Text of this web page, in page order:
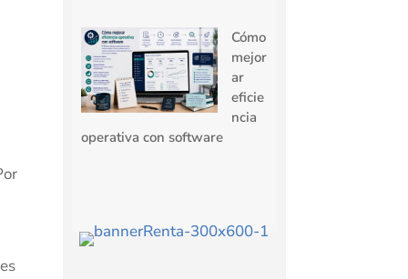
Cómo
mejor
ar
eficie
ncia
operativa con software